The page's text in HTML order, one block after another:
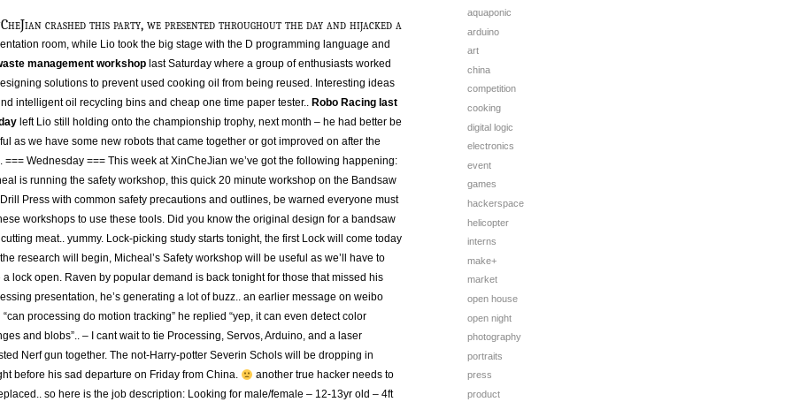
crashed this party, we presented throughout the day and hijacked a
room, while Lio took the big stage with the D programming language and
management workshop last Saturday where a group of enthusiasts worked
solutions to prevent used cooking oil from being reused. Interesting ideas
intelligent oil recycling bins and cheap one time paper tester.. Robo Racing last
left Lio still holding onto the championship trophy, next month – he had better be
as we have some new robots that came together or got improved on after the
=== Wednesday === This week at XinCheJian we’ve got the following happening:
is running the safety workshop, this quick 20 minute workshop on the Bandsaw
Press with common safety precautions and outlines, be warned everyone must
workshops to use these tools. Did you know the original design for a bandsaw
meat.. yummy. Lock-picking study starts tonight, the first Lock will come today
research will begin, Micheal’s Safety workshop will be useful as we’ll have to
a lock open. Raven by popular demand is back tonight for those that missed his
presentation, he’s generating a lot of buzz.. an earlier message on weibo
“can processing do motion tracking” he replied “yep, it can even detect color
and blobs”.. – I cant wait to tie Processing, Servos, Arduino, and a laser
Nerf gun together. The not-Harry-potter Severin Schols will be dropping in
before his sad departure on Friday from China.
another true hacker needs to
so here is the job description: Looking for male/female – 12-13yr old – 4ft
aquaponic
arduino
art
china
competition
cooking
digital logic
electronics
event
games
hackerspace
helicopter
interns
make+
market
open house
open night
photography
portraits
press
product